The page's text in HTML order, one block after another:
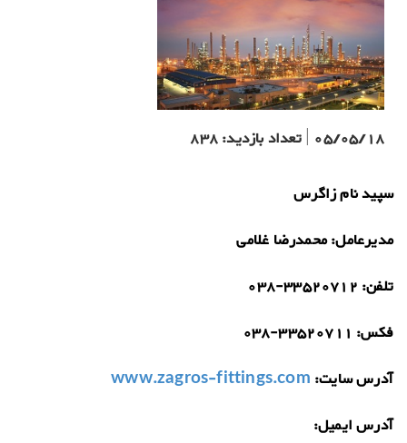
05/05/18
|تعداد بازدید:838
سپید نام زاگرس
مدیرعامل:محمدرضا غلامی
تلفن: 038-33520712
فکس: 038-33520711
آدرس سایت: www.zagros-fittings.com
آدرس ایمیل: